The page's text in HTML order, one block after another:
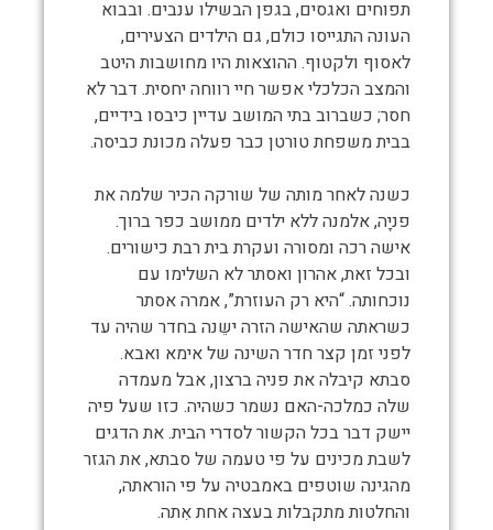
תפוחים ואגסים, בגפן הבשילו ענבים. ובבוא
העונה התגייסו כולם, גם הילדים הצעירים,
לאסוף ולקטוף. ההוצאות היו מחושבות היטב
והמצב הכלכלי אפשר חיי רווחה יחסית. דבר לא
חסר; כשברוב בתי המושב עדיין כיבסו בידיים,
בבית משפחת טורטן כבר פעלה מכונת כביסה.
כשנה לאחר מותה של שורקה הכיר שלמה את
פניָה, אלמנה ללא ילדים ממושב כפר ברוך.
אישה רכה ומסורה ועקרת בית רבת כישורים.
ובכל זאת, אהרון ואסתר לא השלימו עם
נוכחותה. “היא רק העוזרת”, אמרה אסתר
כשראתה שהאישה הזרה ישֵנה בחדר שהיה עד
לפני זמן קצר חדר השינה של אימא ואבא.
סבתא קיבלה את פניה ברצון, אבל מעמדה
שלה כמלכה-האם נשמר כשהיה. כזו שעל פיה
יישק דבר בכל הקשור לסדרי הבית. את הדגים
לשבת מכינים על פי טעמה של סבתא, את הגזר
מהגינה שוטפים באמבטיה על פי הוראתה,
והחלטות מתקבלות בעצה אחת אִתה.